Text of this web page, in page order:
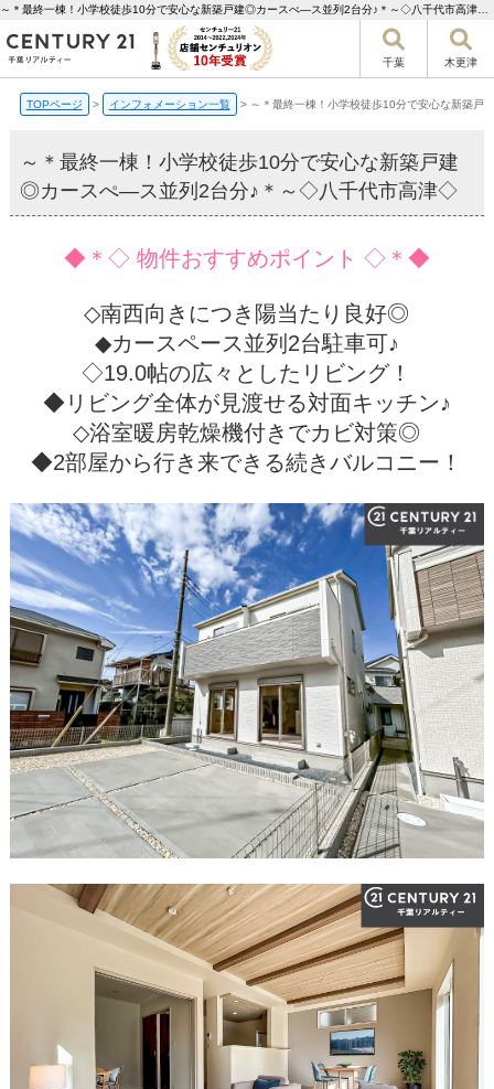
千葉 木更津
TOPページ > インフォメーション一覧 > ～＊最終一棟！小学校徒歩10分で安心な新築
～＊最終一棟！小学校徒歩10分で安心な新築戸建
◎カースぺ―ス並列2台分♪＊～◇八千代市高津◇
◆＊◇ 物件おすすめポイント ◇＊◆
◇南西向きにつき陽当たり良好◎
◆カースペース並列2台駐車可♪
◇19.0帖の広々としたリビング！
◆リビング全体が見渡せる対面キッチン♪
◇浴室暖房乾燥機付きでカビ対策◎
◆2部屋から行き来できる続きバルコニー！